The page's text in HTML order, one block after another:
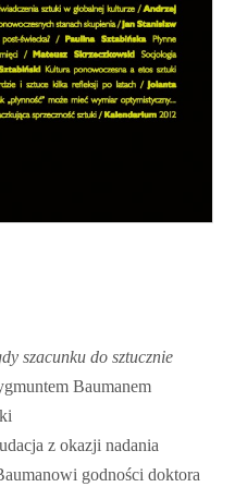
szacunku do sztucznie
Baumanem
z okazji nadania
godności doktora